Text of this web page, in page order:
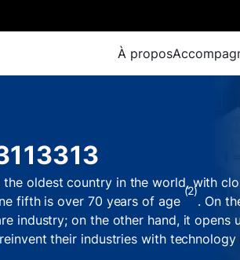
À propos
oldest country in the world, with
fifth is over 70 years of age
(2)
. On
industry; on the other hand, it opens
their industries with technology